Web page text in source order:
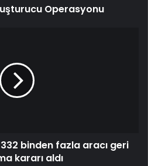
Operasyonu
binden fazla aracı geri
kararı aldı